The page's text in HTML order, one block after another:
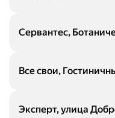
Сервантес,
Все свои,
Эксперт, улица